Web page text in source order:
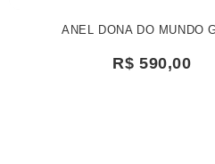
ANEL DONA DO MUNDO
R$ 590,00